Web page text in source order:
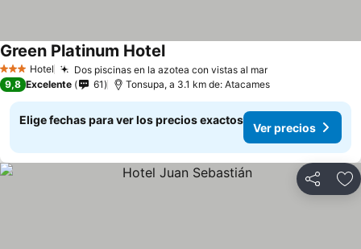
3 Estrellas
Hotel Dos piscinas en la azotea con vistas al mar
Green Platinum Hotel
9,8 Excelente 61 Tonsupa, a 3.1 km de: Atacames
Elige fechas para ver los precios exactos
Ver precios
Compartir